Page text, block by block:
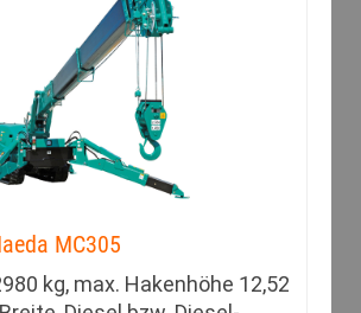
MC305
kg, max. Hakenhöhe 12,52